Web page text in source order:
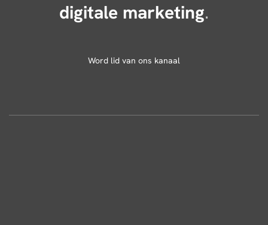
digitale marketing.
Word lid van ons kanaal